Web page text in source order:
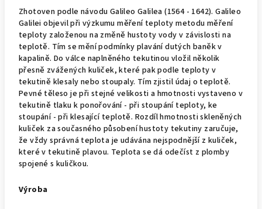
Zhotoven podle návodu Galileo Galilea (1564 - 1642). Galileo
Galilei objevil při výzkumu měření teploty metodu měření
teploty založenou na změně hustoty vody v závislosti na
teplotě. Tím se mění podmínky plavání dutých baněk v
kapalině. Do válce naplněného tekutinou vložil několik
přesně zvážených kuliček, které pak podle teploty v
tekutině klesaly nebo stoupaly. Tím zjistil údaj o teplotě.
Pevné těleso je při stejné velikosti a hmotnosti vystaveno v
tekutině tlaku k ponořování - při stoupání teploty, ke
stoupání - při klesající teplotě. Rozdíl hmotnosti skleněných
kuliček za současného působení hustoty tekutiny zaručuje,
že vždy správná teplota je udávána nejspodnější z kuliček,
které v tekutině plavou. Teplota se dá odečíst z plomby
spojené s kuličkou.
Výroba